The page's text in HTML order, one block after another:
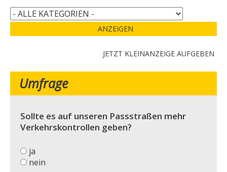
ANZEIGEN
JETZT KLEINANZEIGE AUFGEBEN
Umfrage
Sollte es auf unseren Passstraßen mehr
Verkehrskontrollen geben?
ja
nein